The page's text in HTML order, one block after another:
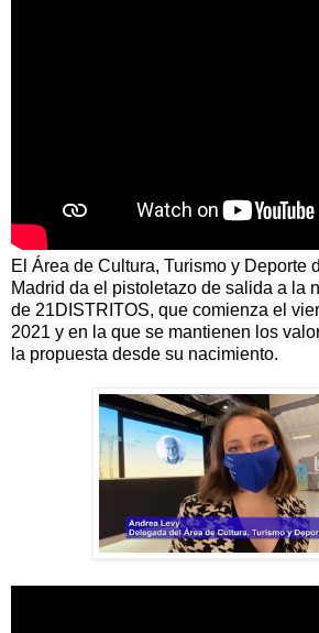
El Área de Cultura, Turismo y Deporte
Madrid da el pistoletazo de salida a la
de 21DISTRITOS, que comienza el
2021 y en la que se mantienen los
la propuesta desde su nacimiento.